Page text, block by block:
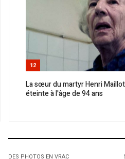
12
La sœur du martyr Henri
éteinte à l'âge de 94 ans
DES PHOTOS EN VRAC